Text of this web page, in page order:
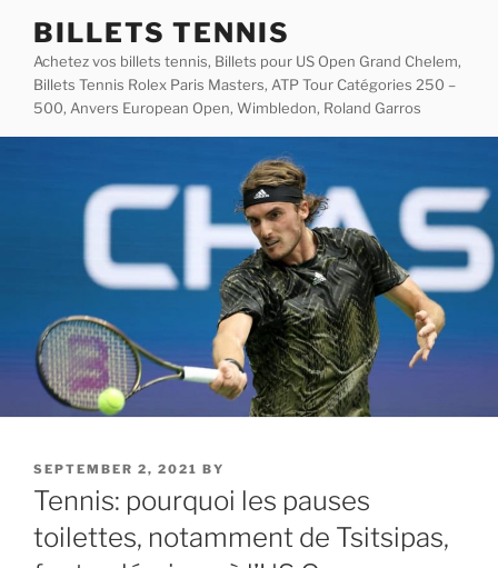
content
BILLETS TENNIS
Achetez vos billets tennis, Billets pour US Open Grand Chelem,
Billets Tennis Rolex Paris Masters, ATP Tour Catégories 250 –
500, Anvers European Open, Wimbledon, Roland Garros
POSTED
ON
SEPTEMBER 2, 2021 BY
Tennis: pourquoi les pauses
toilettes, notamment de Tsitsipas,